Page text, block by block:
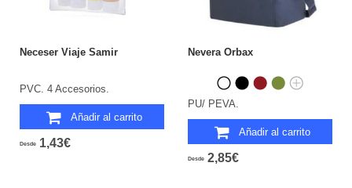
Neceser Viaje Samir
PVC. 4 Accesorios.
Añadir al carrito
Desde 1,43€
Nevera Orbax
PU/ PEVA.
Añadir al carrito
Desde 2,85€